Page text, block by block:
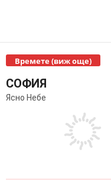
Времете (виж още)
СОФИЯ
Ясно Небе